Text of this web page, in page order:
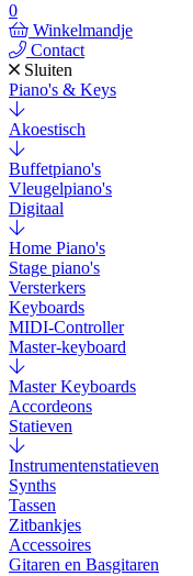
0
Winkelmandje
Contact
Sluiten
Piano's & Keys
Akoestisch
Buffetpiano's
Vleugelpiano's
Digitaal
Home Piano's
Stage piano's
Versterkers
Keyboards
MIDI-Controller
Master-keyboard
Master Keyboards
Accordeons
Statieven
Instrumentenstatieven
Synths
Tassen
Zitbankjes
Accessoires
Gitaren en Basgitaren